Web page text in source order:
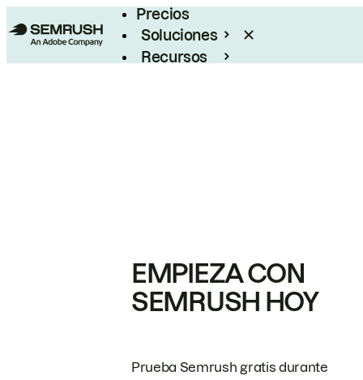
Precios
Soluciones
Recursos
EMPIEZA CON
SEMRUSH HOY
Prueba Semrush gratis durante